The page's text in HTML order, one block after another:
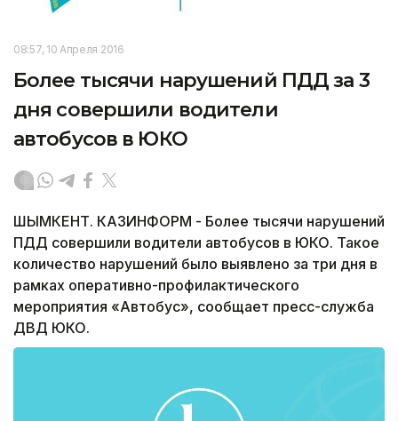
08:57, 10 Апреля 2016
Более тысячи нарушений ПДД за 3
дня совершили водители
автобусов в ЮКО
ШЫМКЕНТ. КАЗИНФОРМ - Более тысячи нарушений
ПДД совершили водители автобусов в ЮКО. Такое
количество нарушений было выявлено за три дня в
рамках оперативно-профилактического
мероприятия «Автобус», сообщает пресс-служба
ДВД ЮКО.